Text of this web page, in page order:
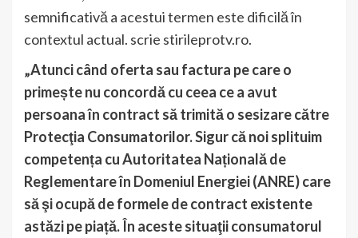
semnificativă a acestui termen este dificilă în
contextul actual. scrie stirileprotv.ro.
„Atunci când oferta sau factura pe care o
primește nu concordă cu ceea ce a avut
persoana în contract să trimită o sesizare către
Protecţia Consumatorilor. Sigur că noi splituim
competența cu Autoritatea Națională de
Reglementare în Domeniul Energiei (ANRE)care
să şi ocupă de formele de contract existente
astăzi pe piață. În aceste situaţii consumatorul